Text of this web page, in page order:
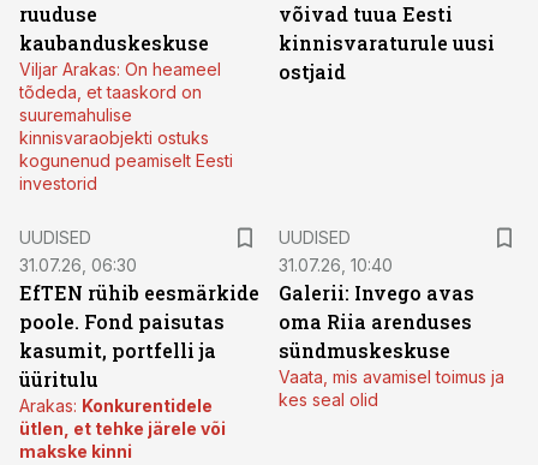
ruuduse
kaubanduskeskuse
Viljar Arakas: On heameel
tõdeda, et taaskord on
suuremahulise
kinnisvaraobjekti ostuks
kogunenud peamiselt Eesti
investorid
võivad tuua Eesti
kinnisvaraturule uusi
ostjaid
UUDISED
31.07.26, 06:30
EfTEN rühib eesmärkide
poole. Fond paisutas
kasumit, portfelli ja
üüritulu
Arakas: Konkurentidele
ütlen, et tehke järele või
makske kinni
UUDISED
31.07.26, 10:40
Galerii: Invego avas
oma Riia arenduses
sündmuskeskuse
Vaata, mis avamisel toimus ja
kes seal olid